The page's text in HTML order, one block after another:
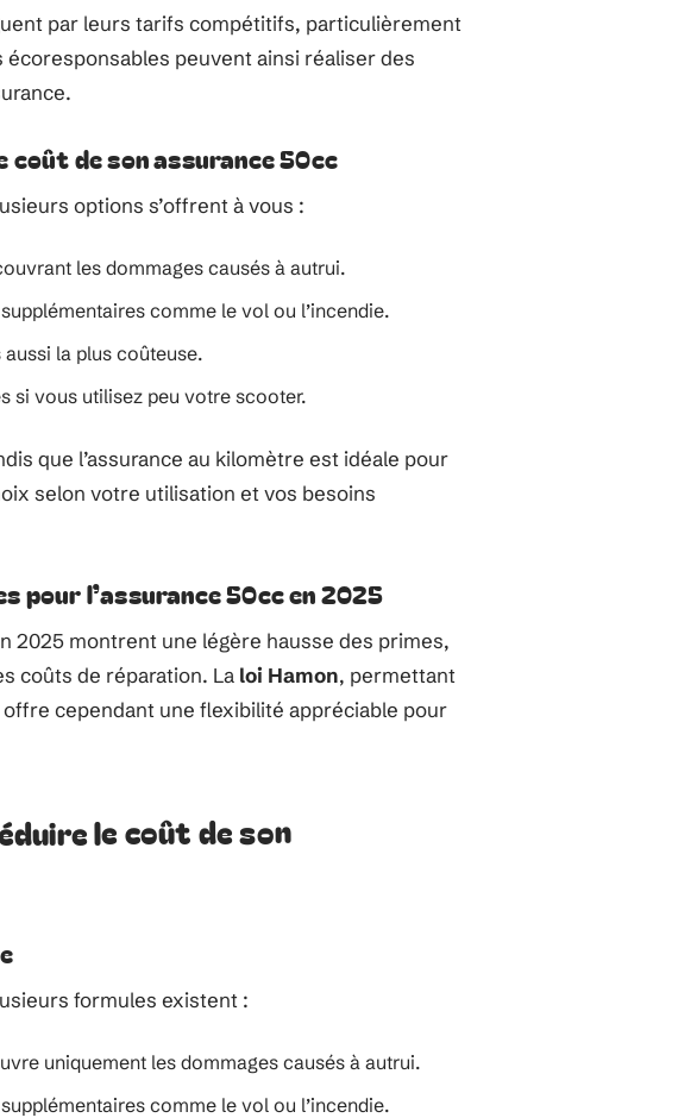
par leurs tarifs compétitifs, particulièrement
peuvent ainsi réaliser des
coût de son assurance 50cc
options s’offrent à vous :
les dommages causés à autrui.
comme le vol ou l’incendie.
la plus coûteuse.
si vous utilisez peu votre scooter.
que l’assurance au kilomètre est idéale pour
selon votre utilisation et vos besoins
pour l’assurance 50cc en 2025
2025 montrent une légère hausse des primes,
coûts de réparation. La loi Hamon, permettant
cependant une flexibilité appréciable pour
le coût de son
formules existent :
uniquement les dommages causés à autrui.
comme le vol ou l’incendie.